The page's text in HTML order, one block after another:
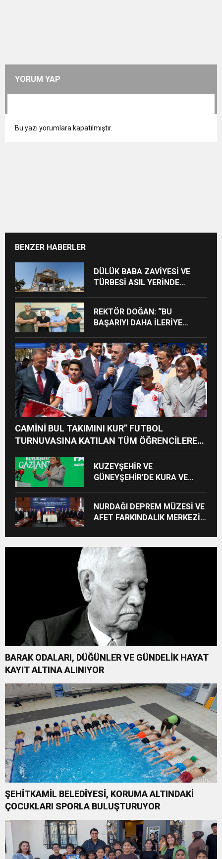
YORUM YAP
Bu yazı yorumlara kapatılmıştır.
BENZER HABERLER
DÜLÜK BABA ZAVİYESİ VE
TÜRBESİ ASIL YERİNDE
REKTÖR DOĞAN: “BU
BAŞARIYI DAHA İLERİYE
CAMİNİ BUL TAKIMINI KUR” FUTBOL
TURNUVASINA KATILAN TÜM ÖĞRENCİLERE
BİSİKLET HEDİYE EDİLDİ
KUZEYŞEHİR VE
GÜNEYŞEHİR’DE KURA VE
KONUTUN TEMELİ ATILDI
NURDAĞI DEPREM MÜZESİ VE
AFET FARKINDALIK MERKEZİ
İMZALANDI
BARAK ODALARI, DÜĞÜNLER VE GÜNDELİK HAYAT
KAYIT ALTINA ALINIYOR
ŞEHİTKAMİL BELEDİYESİ, KORUMA ALTINDAKİ
ÇOCUKLARI SPORLA BULUŞTURUYOR